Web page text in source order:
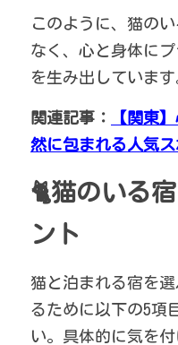
このように、猫の
なく、心と身体に
を生み出しています
関連記事：
【関東
然に包まれる人気
🐈猫のいる
ント
猫と泊まれる宿を
るために以下の5項
い。具体的に気を